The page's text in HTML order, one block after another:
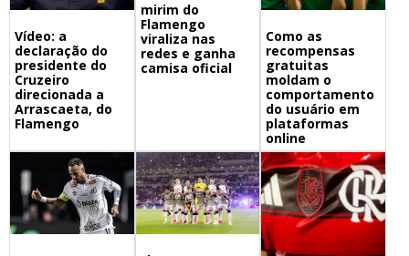
Vídeo: a
declaração do
presidente do
Cruzeiro
direcionada a
Arrascaeta, do
Flamengo
mirim do
Flamengo
viraliza nas
redes e ganha
camisa oficial
Como as
recompensas
gratuitas
moldam o
comportamento
do usuário em
plataformas
online